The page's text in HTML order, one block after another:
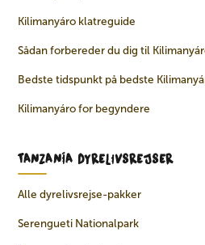
Kilimanyáro klatreguide
Sådan forbereder du dig til
Bedste tidspunkt på bedste
Kilimanyáro for begyndere
TANZANÍA DYRELIVSREJSER
Alle dyrelivsrejse-pakker
Serengueti Nationalpark